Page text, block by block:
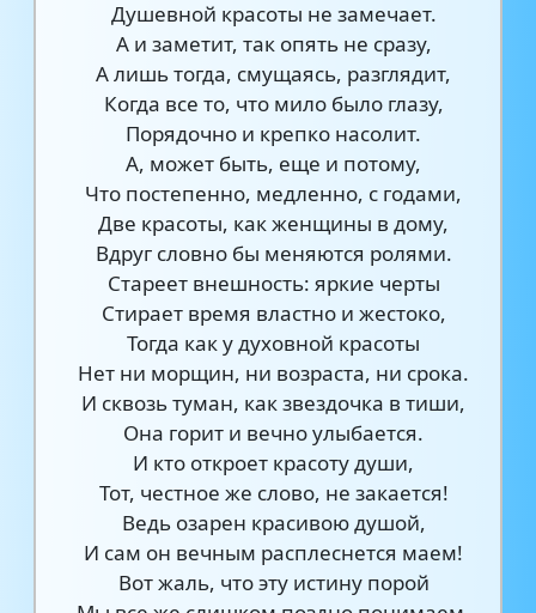
Душевной красоты не замечает.
А и заметит, так опять не сразу,
А лишь тогда, смущаясь, разглядит,
Когда все то, что мило было глазу,
Порядочно и крепко насолит.
А, может быть, еще и потому,
Что постепенно, медленно, с годами,
Две красоты, как женщины в дому,
Вдруг словно бы меняются ролями.
Стареет внешность: яркие черты
Стирает время властно и жестоко,
Тогда как у духовной красоты
Нет ни морщин, ни возраста, ни срока.
И сквозь туман, как звездочка в тиши,
Она горит и вечно улыбается.
И кто откроет красоту души,
Тот, честное же слово, не закается!
Ведь озарен красивою душой,
И сам он вечным расплеснется маем!
Вот жаль, что эту истину порой